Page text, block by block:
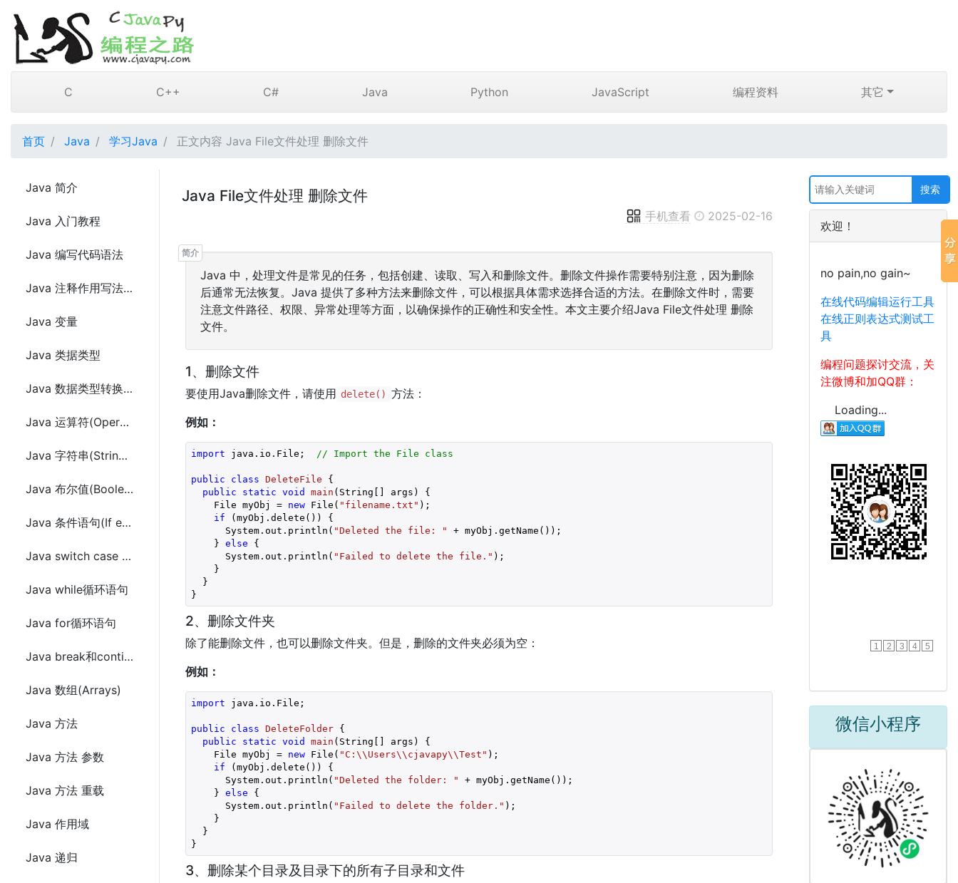
C C++ C# Java Python JavaScript 编程资料 其它
首页 Java 学习Java 正文内容 Java File文件处理 删除文件
Java 简介
Java 入门教程
Java 编写代码语法
Java 注释作用写法及示例代码
Java 变量
Java 类据类型
Java 数据类型转换(Casting)
Java 运算符(Operators)
Java 字符串(String)的使用
Java 布尔值(Boolean)
Java 条件语句(If else)
Java switch case 语句
Java while循环语句
Java for循环语句
Java break和continue关键字
Java 数组(Arrays)
Java 方法
Java 方法 参数
Java 方法 重载
Java 作用域
Java 递归
Java File文件处理 删除文件
手机查看 2025-02-16
Java 中，处理文件是常见的任务，包括创建、读取、写入和删除文件。删除文件操作需要特别注意，因为删除
后通常无法恢复。Java 提供了多种方法来删除文件，可以根据具体需求选择合适的方法。在删除文件时，需要
注意文件路径、权限、异常处理等方面，以确保操作的正确性和安全性。本文主要介绍Java File文件处理 删除
文件。
1、删除文件
要使用Java删除文件，请使用 delete() 方法：
例如：
import java.io.File; // Import the File class
public class DeleteFile
{
public
static void main (String[] args)
{
    File myObj =
new File( "filename.txt" );
if (myObj.delete()) {
      System.out.println(
"Deleted the file: " + myObj.getName());
    }
else {
      System.out.println(
"Failed to delete the file." );
    }
  }
}
2、删除文件夹
除了能删除文件，也可以删除文件夹。但是，删除的文件夹必须为空：
例如：
import java.io.File;
public class DeleteFolder
{
public
static void main (String[] args)
{
    File myObj =
new File( "C:\\Users\\cjavapy\\Test" );
if (myObj.delete()) {
      System.out.println(
"Deleted the folder: " + myObj.getName());
    }
else {
      System.out.println(
"Failed to delete the folder." );
    }
  }
}
3、删除某个目录及目录下的所有子目录和文件
欢迎！
no pain,no gain~
在线代码编辑运行工具
在线正则表达式测试工
具
编程问题探讨交流，关
注微博和加QQ群：
Loading...
1 2 3 4 5
微信小程序